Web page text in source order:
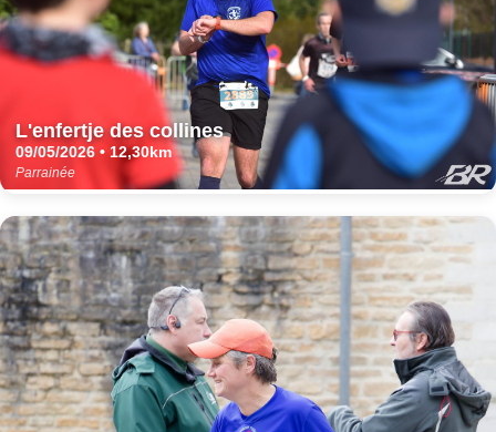
L'enfertje des collines
09/05/2026 • 12,30km
Parrainée